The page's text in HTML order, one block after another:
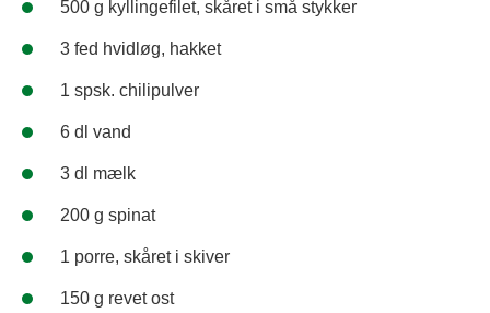
500 g kyllingefilet, skåret i små stykker
3 fed hvidløg, hakket
1 spsk. chilipulver
6 dl vand
3 dl mælk
200 g spinat
1 porre, skåret i skiver
150 g revet ost